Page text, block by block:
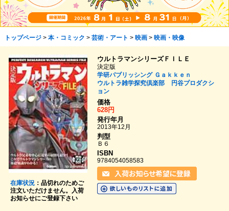
トップページ> 本・コミック > 芸術・アート > 映画> 映画・映像
在庫状況：品切れのためご
注文いただけません。入荷
お知らせにご登録下さい
ウルトラマンシリーズＦＩＬＥ
決定版
学研パブリッシング Ｇａｋｋｅｎ
ウルトラ雑学探究倶楽部
円谷プロダクシ
ョン
価格
628円
発行年月
2013年12月
判型
Ｂ６
ISBN
9784054058583